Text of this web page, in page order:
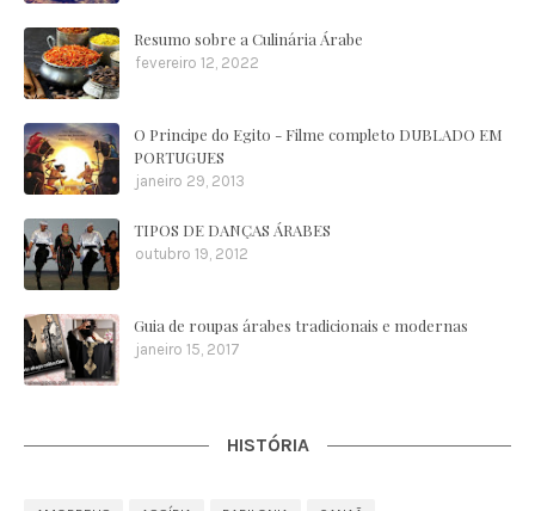
Resumo sobre a Culinária Árabe
fevereiro 12, 2022
O Principe do Egito - Filme completo DUBLADO EM
PORTUGUES
janeiro 29, 2013
TIPOS DE DANÇAS ÁRABES
outubro 19, 2012
Guia de roupas árabes tradicionais e modernas
janeiro 15, 2017
HISTÓRIA